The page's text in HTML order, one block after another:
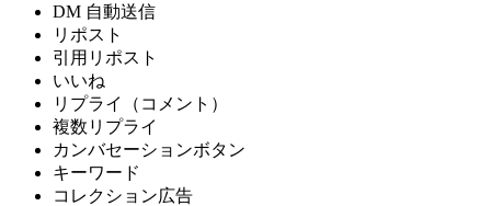
DM 自動送信
リポスト
引用リポスト
いいね
リプライ（コメント）
複数リプライ
カンバセーションボタン
キーワード
コレクション広告